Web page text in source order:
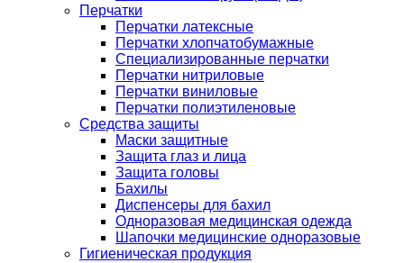
Перчатки
Перчатки латексные
Перчатки хлопчатобумажные
Специализированные перчатки
Перчатки нитриловые
Перчатки виниловые
Перчатки полиэтиленовые
Средства защиты
Маски защитные
Защита глаз и лица
Защита головы
Бахилы
Диспенсеры для бахил
Одноразовая медицинская одежда
Шапочки медицинские одноразовые
Гигиеническая продукция